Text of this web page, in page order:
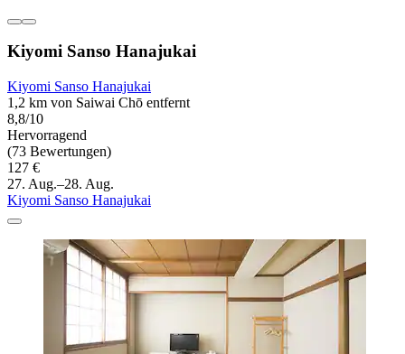
Kiyomi Sanso Hanajukai
Kiyomi Sanso Hanajukai
1,2 km von Saiwai Chō entfernt
8,8/10
Hervorragend
(73 Bewertungen)
127 €
27. Aug.–28. Aug.
Kiyomi Sanso Hanajukai